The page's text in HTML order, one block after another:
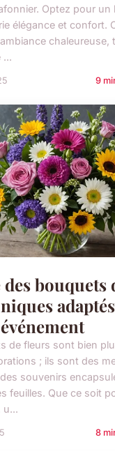
Optez pour un
élégance et confort.
chaleureuse,
...
9
bouquets
de fleurs sont bien
; ils sont des
souvenirs
feuilles. Que ce soit
u...
8